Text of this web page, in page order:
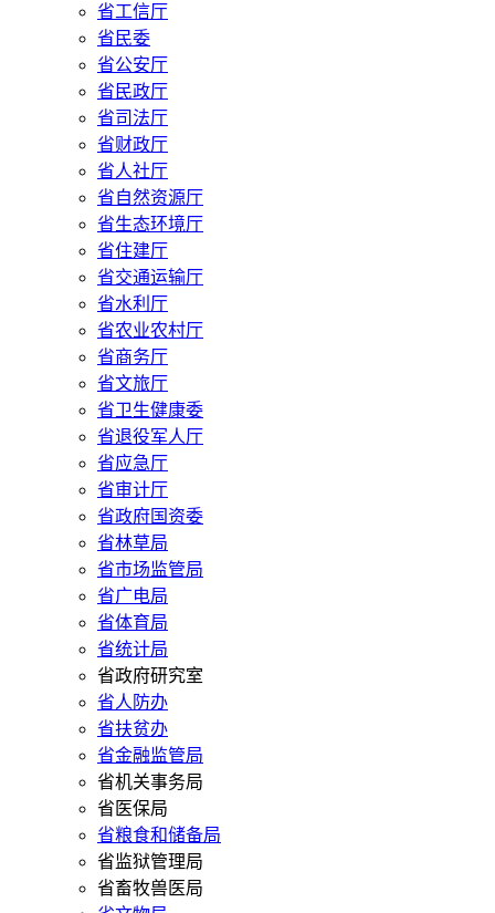
省工信厅
省民委
省公安厅
省民政厅
省司法厅
省财政厅
省人社厅
省自然资源厅
省生态环境厅
省住建厅
省交通运输厅
省水利厅
省农业农村厅
省商务厅
省文旅厅
省卫生健康委
省退役军人厅
省应急厅
省审计厅
省政府国资委
省林草局
省市场监管局
省广电局
省体育局
省统计局
省政府研究室
省人防办
省扶贫办
省金融监管局
省机关事务局
省医保局
省粮食和储备局
省监狱管理局
省畜牧兽医局